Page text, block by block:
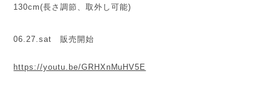
130cm(長さ調節、取外し可能)
06.27.sat 販売開始
https://youtu.be/GRHXnMuHV5E